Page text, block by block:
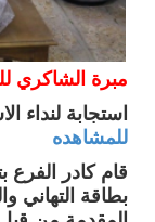
مبرة الشاكري
استجابة لنداء
للمشاهده
قام كادر الفرع